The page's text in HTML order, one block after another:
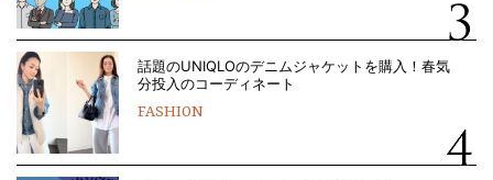
話題のUNIQLOのデニムジャケットを購入！春気
分投入のコーディネート
FASHION